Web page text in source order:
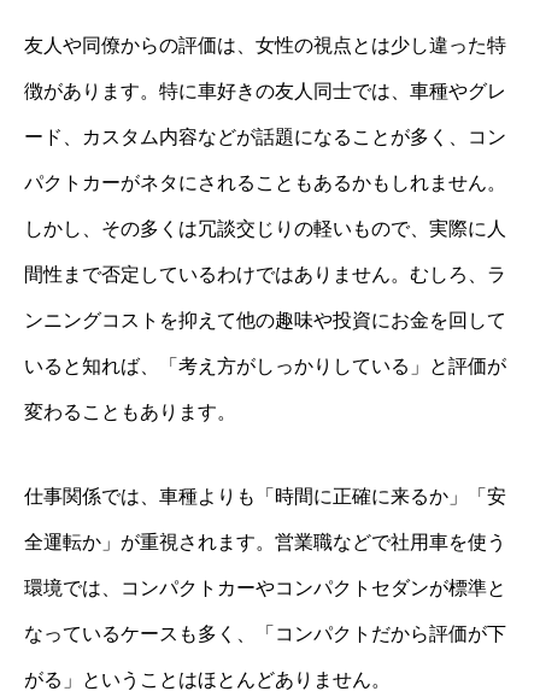
友人や同僚からの評価は、女性の視点とは少し違った特
徴があります。特に車好きの友人同士では、車種やグレ
ード、カスタム内容などが話題になることが多く、コン
パクトカーがネタにされることもあるかもしれません。
しかし、その多くは冗談交じりの軽いもので、実際に人
間性まで否定しているわけではありません。むしろ、ラ
ンニングコストを抑えて他の趣味や投資にお金を回して
いると知れば、「考え方がしっかりしている」と評価が
変わることもあります。
仕事関係では、車種よりも「時間に正確に来るか」「安
全運転か」が重視されます。営業職などで社用車を使う
環境では、コンパクトカーやコンパクトセダンが標準と
なっているケースも多く、「コンパクトだから評価が下
がる」ということはほとんどありません。